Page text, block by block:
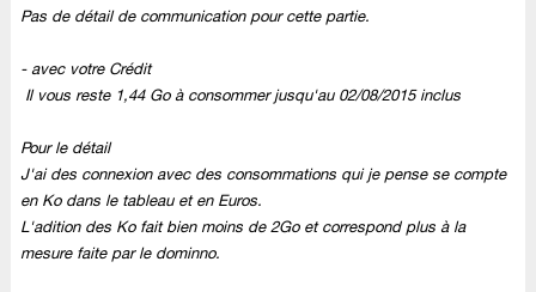
Pas de détail de communication pour cette partie.
-avec votre Crédit
Il vous reste 1,44 Goà consommer jusqu'au 02/08/2015inclus
Pour le détail
J'ai des connexion avec des consommations qui je pense se compte
en Ko dans le tableau et en Euros.
L'adition des Ko fait bien moins de 2Go et correspond plus à la
mesure faite par le dominno.